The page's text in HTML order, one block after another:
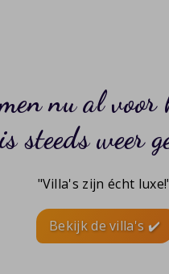
nu al voor
steeds weer
"Villa's zijn écht
Bekijk de villa's ✔️